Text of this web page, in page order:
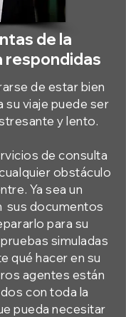
de la
de estar bien
su viaje puede ser
y lento.
de consulta
obstáculo
Ya sea un
sus documentos
para su
simuladas
qué hacer en su
agentes están
con toda la
pueda necesitar